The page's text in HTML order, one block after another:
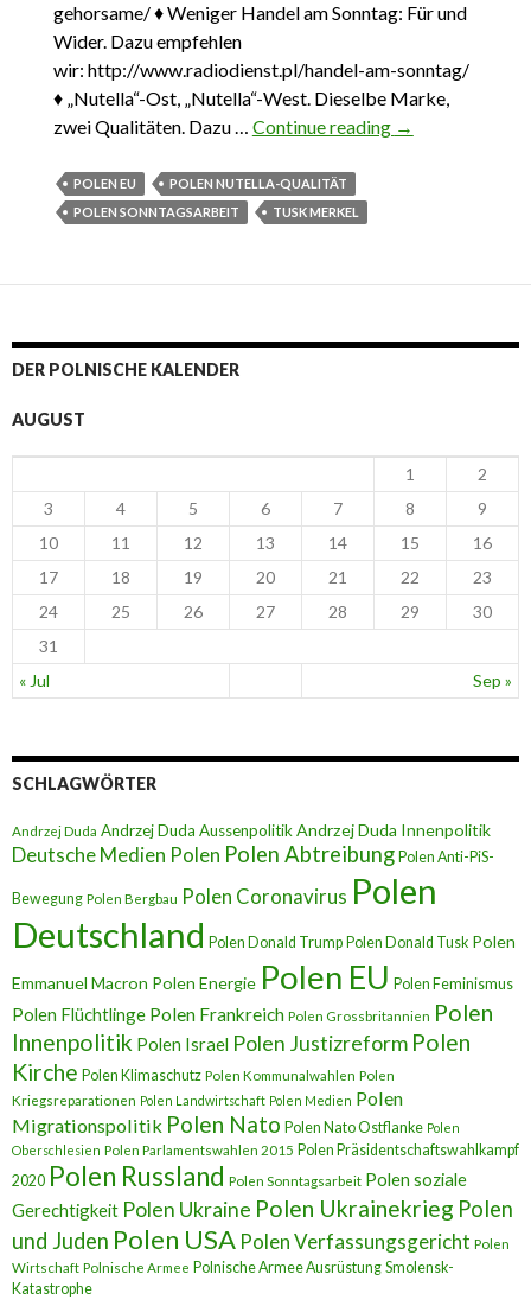
gehorsame/ ♦ Weniger Handel am Sonntag: Für und
Wider. Dazu empfehlen
wir: http://www.radiodienst.pl/handel-am-sonntag/
♦ „Nutella“-Ost, „Nutella“-West. Dieselbe Marke,
zwei Qualitäten. Dazu … Continue reading Das Wichtigste
→
POLEN EU
POLEN NUTELLA-QUALITÄT
POLEN SONNTAGSARBEIT
TUSK MERKEL
DER POLNISCHE KALENDER
AUGUST
« Jul Sep »
1
2
3
4 5 6 7 8
9
10
11 12 13 14 15
16
17
18 19 20 21 22
23
24
25 26 27 28 29
30
31
SCHLAGWÖRTER
Andrzej Duda Andrzej Duda AussenpolitikAndrzej Duda Innenpolitik
Deutsche Medien Polen Polen Abtreibung Polen Anti-PiS-
Bewegung Polen Bergbau Polen Coronavirus Polen
Deutschland Polen Donald Trump Polen Donald Tusk Polen
Emmanuel Macron Polen Energie Polen EU Polen Feminismus
Polen Flüchtlinge Polen Frankreich Polen Grossbritannien Polen
Innenpolitik Polen Israel Polen Justizreform Polen
Kirche Polen Klimaschutz Polen Kommunalwahlen Polen
Kriegsreparationen Polen Landwirtschaft Polen Medien Polen
Migrationspolitik Polen Nato Polen Nato Ostflanke Polen
Oberschlesien Polen Parlamentswahlen 2015 Polen Präsidentschaftswahlkampf
2020 Polen Russland Polen Sonntagsarbeit Polen soziale
Gerechtigkeit Polen Ukraine Polen Ukrainekrieg Polen
und Juden Polen USA Polen Verfassungsgericht Polen
Wirtschaft Polnische Armee Polnische Armee Ausrüstung Smolensk-
Katastrophe